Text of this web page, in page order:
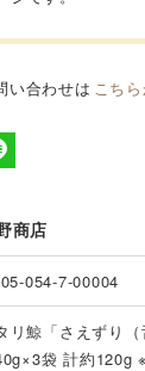
い合わせは こち
商店
054-7-00004
リ鯨「さえずり
袋 計約120g